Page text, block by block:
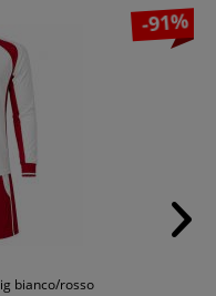
-91%
bianco/rosso